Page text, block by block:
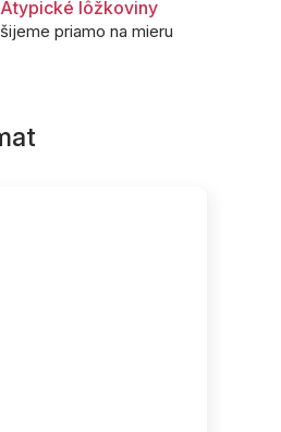
Atypické lôžkoviny
šijeme priamo na mieru